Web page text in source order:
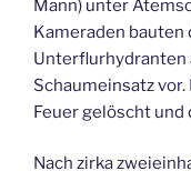
Mann) unter
Kameraden bauten
Unterflurhydranten
Schaumeinsatz
Feuer gelöscht
Nach zirka